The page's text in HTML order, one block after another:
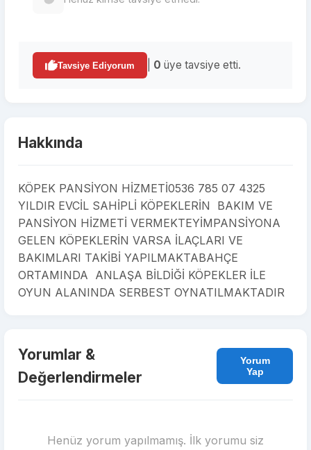
Tavsiye Ediyorum 0 üye tavsiye etti.
Hakkında
KÖPEK PANSİYON HİZMETİ0536 785 07 4325
YILDIR EVCİL SAHİPLİ KÖPEKLERİN BAKIM VE
PANSİYON HİZMETİ VERMEKTEYİMPANSİYONA
GELEN KÖPEKLERİN VARSA İLAÇLARI VE
BAKIMLARI TAKİBİ YAPILMAKTABAHÇE
ORTAMINDA ANLAŞA BİLDİĞİ KÖPEKLER İLE
OYUN ALANINDA SERBEST OYNATILMAKTADIR
Yorumlar &
Değerlendirmeler
Yorum
Yap
Henüz yorum yapılmamış. İlk yorumu siz